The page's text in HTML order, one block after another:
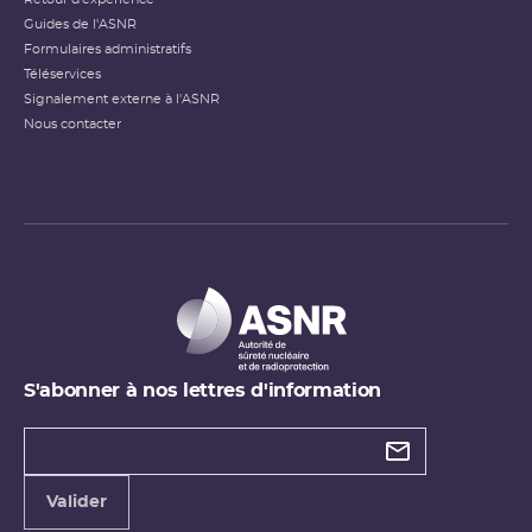
Guides de l'ASNR
Formulaires administratifs
Téléservices
Signalement externe à l'ASNR
Nous contacter
S'abonner à nos lettres d'information
Types de
Valider